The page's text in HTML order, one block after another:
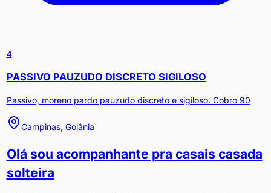
4
PASSIVO PAUZUDO DISCRETO SIGILOSO
Passivo, moreno pardo pauzudo discreto e sigiloso. Cobro 90
Campinas, Goiânia
Olá sou acompanhante pra casais casada
solteira